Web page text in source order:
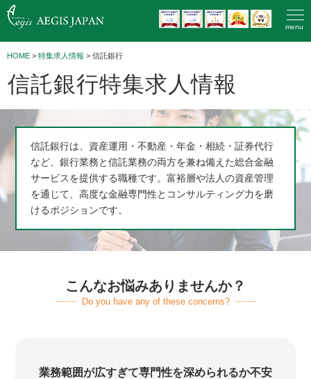
menu
HOME > 特集求人情報 > 信託銀行
信託銀行特集求人情報
信託銀行は、資産運用・不動産・年金・相続・証券代行
など、銀行業務と信託業務の両方を兼ね備えた総合金融
サービスを提供する職種です。富裕層や法人の資産管理
を通じて、高度な金融専門性とコンサルティング力を磨
けるポジションです。
こんなお悩みありませんか？
Do you have any of these concerns?
業務範囲が広すぎて専門性を深められるか不安